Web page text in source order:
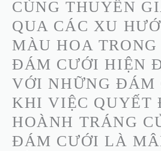
CÙNG THUYỀN
QUA CÁC XU
MÀU HOA
ĐÁM CƯỚI HIỆN
VỚI NHỮNG ĐÁM
KHI VIỆC QUYẾT
HOÀNH TRÁNG
ĐÁM CƯỚI LÀ
HIỆN
ĐẠI